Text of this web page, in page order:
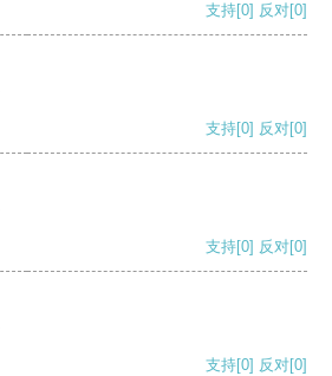
支持[0] 反对[0]
支持[0] 反对[0]
支持[0] 反对[0]
支持[0] 反对[0]